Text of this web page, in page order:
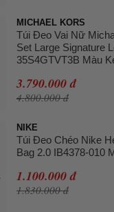
MICHAEL KORS
Túi Đeo Vai Nữ
Set Large Signature
35S4GTVT3B Màu
3.790.000 đ
4.800.000 đ
NIKE
Túi Đeo Chéo Nike
Bag 2.0 IB4378-010
1.100.000 đ
1.830.000 đ